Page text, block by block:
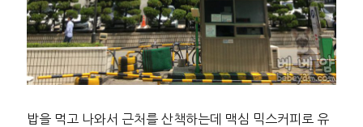
밥을 먹고 나와서 근처를 산책하는데 맥심 믹스커피로 유